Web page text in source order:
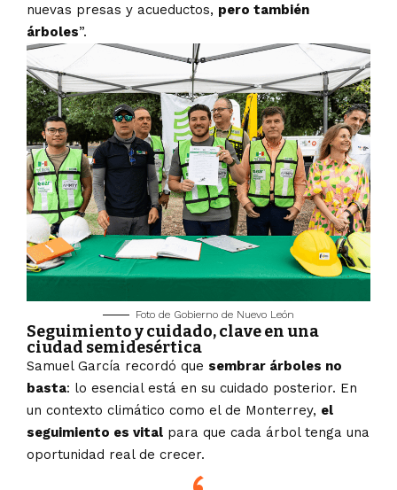
nuevas presas y acueductos, pero también
árboles”.
Foto de Gobierno de Nuevo León
Seguimiento y cuidado, clave en una
ciudad semidesértica
Samuel García recordó que sembrar árboles no
basta: lo esencial está en su cuidado posterior. En
un contexto climático como el de Monterrey, el
seguimiento es vital para que cada árbol tenga una
oportunidad real de crecer.